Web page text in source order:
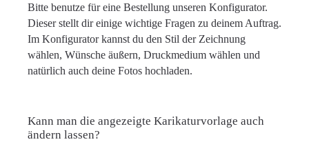
Bitte benutze für eine Bestellung unseren Konfigurator.
Dieser stellt dir einige wichtige Fragen zu deinem Auftrag.
Im Konfigurator kannst du den Stil der Zeichnung
wählen, Wünsche äußern, Druckmedium wählen und
natürlich auch deine Fotos hochladen.
Kann man die angezeigte Karikaturvorlage auch
ändern lassen?